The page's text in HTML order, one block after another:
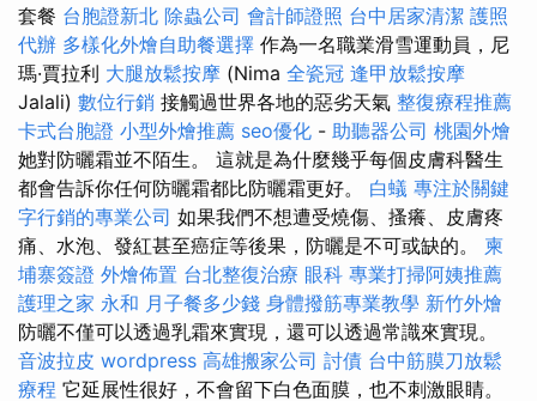
套餐 台胞證新北 除蟲公司 會計師證照 台中居家清潔 護照
代辦 多樣化外燴自助餐選擇 作為一名職業滑雪運動員，尼
瑪·賈拉利 大腿放鬆按摩 (Nima 全瓷冠 逢甲放鬆按摩
Jalali) 數位行銷 接觸過世界各地的惡劣天氣 整復療程推薦
卡式台胞證 小型外燴推薦 seo優化 - 助聽器公司 桃園外燴
她對防曬霜並不陌生。 這就是為什麼幾乎每個皮膚科醫生
都會告訴你任何防曬霜都比防曬霜更好。 白蟻 專注於關鍵
字行銷的專業公司 如果我們不想遭受燒傷、搔癢、皮膚疼
痛、水泡、發紅甚至癌症等後果，防曬是不可或缺的。 柬
埔寨簽證 外燴佈置 台北整復治療 眼科 專業打掃阿姨推薦
護理之家 永和 月子餐多少錢 身體撥筋專業教學 新竹外燴
防曬不僅可以透過乳霜來實現，還可以透過常識來實現。
音波拉皮 wordpress 高雄搬家公司 討債 台中筋膜刀放鬆
療程 它延展性很好，不會留下白色面膜，也不刺激眼睛。